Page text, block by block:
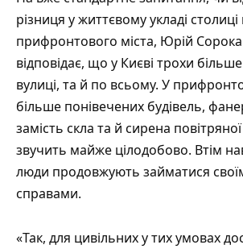
різниця у життєвому укладі столиці
прифронтового міста, Юрій Сорока
відповідає, що у Києві трохи
вулиці, та й по всьому. У
більше понівечених будівель,
замість скла та й сирена
звучить майже цілодобово. Втім
люди продовжують займатися
справами.
«Так, для цивільних у тих умовах